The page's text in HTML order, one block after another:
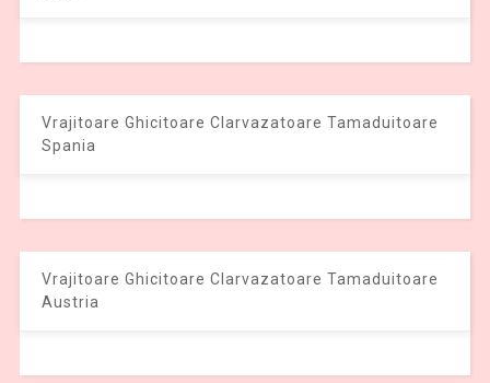
Vrajitoare Ghicitoare Clarvazatoare Tamaduitoare
Spania
Vrajitoare Ghicitoare Clarvazatoare Tamaduitoare
Austria